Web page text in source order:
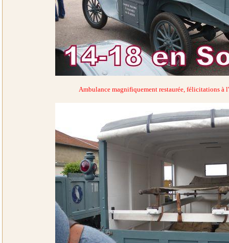
Ambulance magnifiquement restaurée, félicitations à